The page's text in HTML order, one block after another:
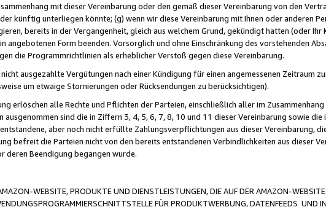
mit dieser Vereinbarung oder den gemäß dieser Vereinbarung von den
künftig unterliegen könnte; (g) wenn wir diese Vereinbarung mit Ihnen oder anderen
bereits in der Vergangenheit, gleich aus welchem Grund, gekündigt hatten (oder
angebotenen Form beenden. Vorsorglich und ohne Einschränkung des vorstehenden
die Programmrichtlinien als erheblicher Verstoß gegen diese Vereinbarung.
ausgezahlte Vergütungen nach einer Kündigung für einen angemessenen Zeitraum
um etwaige Stornierungen oder Rücksendungen zu berücksichtigen).
erlöschen alle Rechte und Pflichten der Parteien, einschließlich aller im
ausgenommen sind die in Ziffern 3, 4, 5, 6, 7, 8, 10 und 11 dieser Vereinbarung sowie
aber noch nicht erfüllte Zahlungsverpflichtungen aus dieser Vereinbarung,
befreit die Parteien nicht von den bereits entstandenen Verbindlichkeiten aus dieser
deren Beendigung begangen wurde.
WEBSITE, PRODUKTE UND DIENSTLEISTUNGEN, DIE AUF DER AMAZON-
FÜR PRODUKTWERBUNG, DATENFEEDS UND